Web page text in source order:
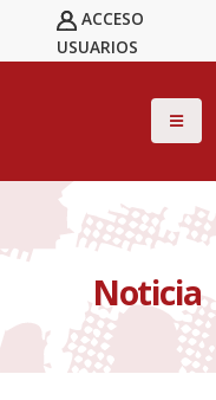
ACCESO
USUARIOS
Noticia